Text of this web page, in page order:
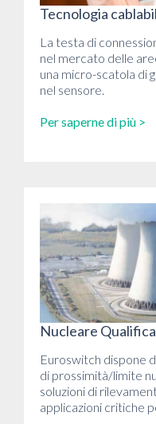
Tecnologia
La testa di
nel mercato delle
una micro-scatola di
nel sensore.
Per saperne di più >
Nucleare
Euroswitch dispone
di prossimità/limite
soluzioni di
applicazioni critiche